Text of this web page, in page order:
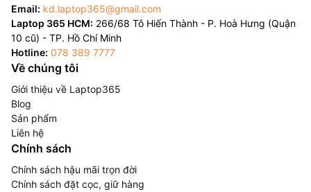
Email: kd.laptop365@gmail.com
Laptop 365 HCM: 266/68 Tô Hiến Thành - P. Hoà Hưng (Quận
10 cũ) - TP. Hồ Chí Minh
Hotline: 078 389 7777
Về chúng tôi
Giới thiệu về Laptop365
Blog
Sản phẩm
Liên hệ
Chính sách
Chính sách hậu mãi trọn đời
Chính sách đặt cọc, giữ hàng